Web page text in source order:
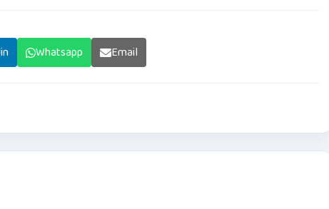
Whatsapp Email